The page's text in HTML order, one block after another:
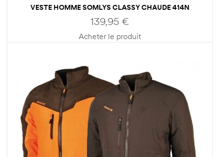
VESTE HOMME SOMLYS CLASSY CHAUDE 414N
139,95 €
Acheter le produit